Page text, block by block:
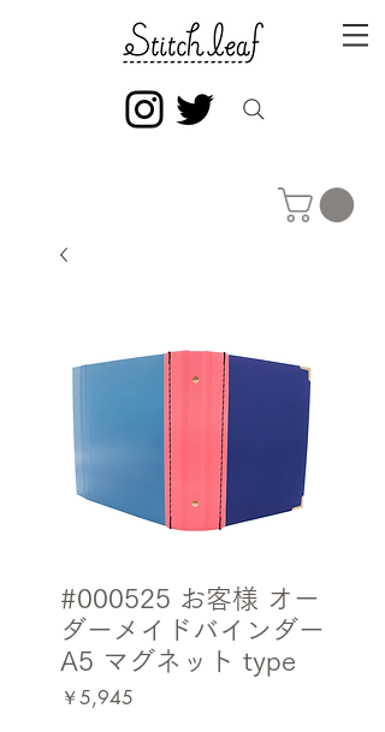
#000525 お客様 オー
ダーメイドバインダー
A5 マグネット type
￥5,945